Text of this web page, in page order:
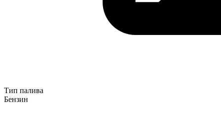
Тип палива
Бензин